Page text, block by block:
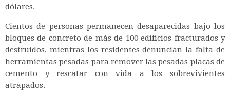
dólares.
Cientos de personas permanecen desaparecidas bajo los
bloques de concreto de más de 100 edificios fracturados y
destruidos, mientras los residentes denuncian la falta de
herramientas pesadas para remover las pesadas placas de
cemento y rescatar con vida a los sobrevivientes
atrapados.